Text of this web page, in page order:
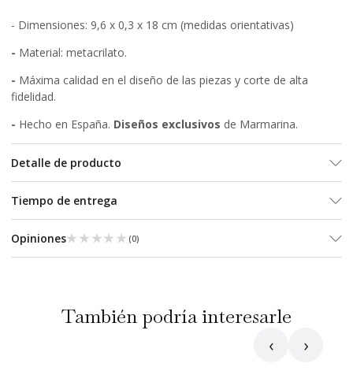
- Dimensiones: 9,6 x 0,3 x 18 cm (medidas orientativas)
- Material: metacrilato.
- Máxima calidad en el diseño de las piezas y corte de alta
fidelidad.
- Hecho en España. Diseños exclusivos de Marmarina.
Detalle de producto
Tiempo de entrega
Opiniones★★★★★
★★★★★ (0)
También podría interesarle
‹ ›